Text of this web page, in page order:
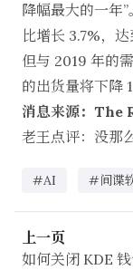
降幅最大的一年
比增长 3.7%，
但与 2019 年的
的出货量将下降
消息来源：The
老王点评：没那
#AI #间谍
上一页
如何关闭 KDE 钱